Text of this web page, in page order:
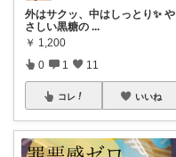
外はサクッ、中はしっとり✨ や
さしい黒糖の ...
￥ 1,200
0 1 11
コレ いいね